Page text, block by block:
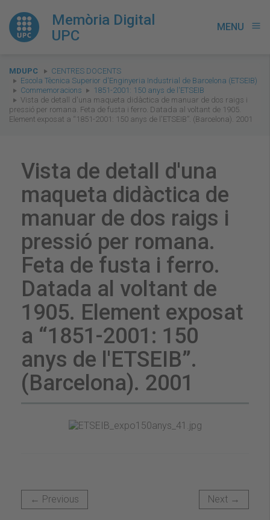
Memòria Digital
UPC
MENU menu
You
are
here:
MDUPC
CENTRES DOCENTS
Escola Tècnica Superior d'Enginyeria Industrial de Barcelona (ETSEIB)
Commemoracions
1851-2001: 150 anys de l'ETSEIB
Vista de detall d'una maqueta didàctica de manuar de dos raigs i
pressió per romana. Feta de fusta i ferro. Datada al voltant de 1905.
Element exposat a “1851-2001: 150 anys de l'ETSEIB”. (Barcelona). 2001
Vista de detall d'una
maqueta didàctica de
manuar de dos raigs i
pressió per romana.
Feta de fusta i ferro.
Datada al voltant de
1905. Element exposat
a “1851-2001: 150
anys de l'ETSEIB”.
(Barcelona). 2001
← Previous Next →